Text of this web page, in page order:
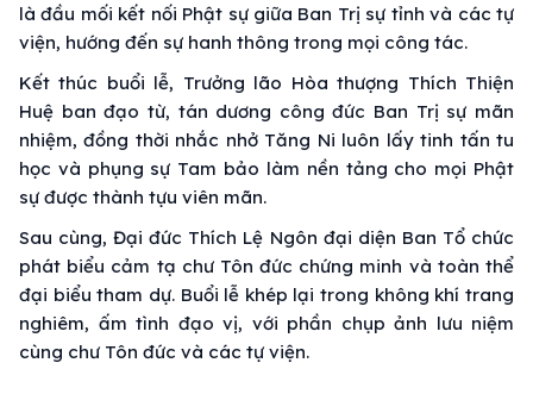
là đầu mối kết nối Phật sự giữa Ban Trị sự tỉnh và các tự
viện, hướng đến sự hanh thông trong mọi công tác.
Kết thúc buổi lễ, Trưởng lão Hòa thượng Thích Thiện
Huệ ban đạo từ, tán dương công đức Ban Trị sự mãn
nhiệm, đồng thời nhắc nhở Tăng Ni luôn lấy tinh tấn tu
học và phụng sự Tam bảo làm nền tảng cho mọi Phật
sự được thành tựu viên mãn.
Sau cùng, Đại đức Thích Lệ Ngôn đại diện Ban Tổ chức
phát biểu cảm tạ chư Tôn đức chứng minh và toàn thể
đại biểu tham dự. Buổi lễ khép lại trong không khí trang
nghiêm, ấm tình đạo vị, với phần chụp ảnh lưu niệm
cùng chư Tôn đức và các tự viện.